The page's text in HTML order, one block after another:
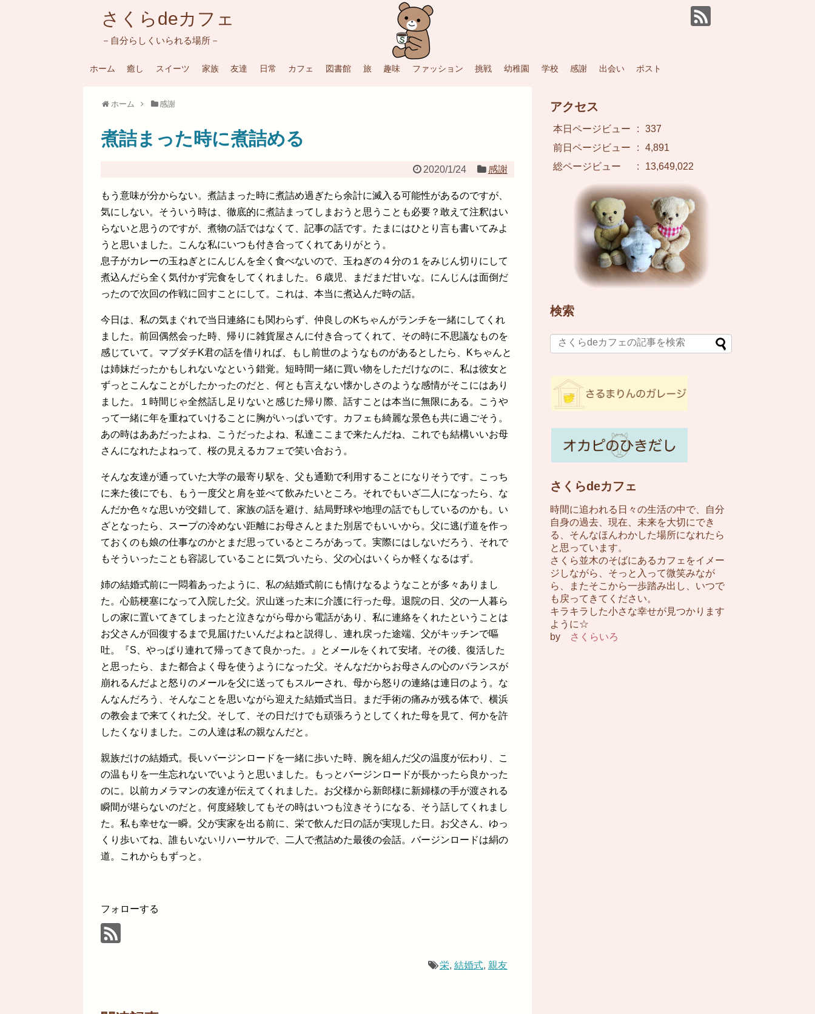
さくらdeカフェ
－自分らしくいられる場所－
ホーム 癒し スイーツ 家族 友達 日常 カフェ 図書館 旅 趣味 ファッション 挑戦 幼稚園 学校 感謝 出会い ポスト
ホーム 感謝
煮詰まった時に煮詰める
2020/1/24 感謝
もう意味が分からない。煮詰まった時に煮詰め過ぎたら余計に滅入る可能性があるのですが、
気にしない。そういう時は、徹底的に煮詰まってしまおうと思うことも必要？敢えて注釈はい
らないと思うのですが、煮物の話ではなくて、記事の話です。たまにはひとり言も書いてみよ
うと思いました。こんな私にいつも付き合ってくれてありがとう。
息子がカレーの玉ねぎとにんじんを全く食べないので、玉ねぎの４分の１をみじん切りにして
煮込んだら全く気付かず完食をしてくれました。６歳児、まだまだ甘いな。にんじんは面倒だ
ったので次回の作戦に回すことにして。これは、本当に煮込んだ時の話。
今日は、私の気まぐれで当日連絡にも関わらず、仲良しのKちゃんがランチを一緒にしてくれ
ました。前回偶然会った時、帰りに雑貨屋さんに付き合ってくれて、その時に不思議なものを
感じていて。マブダチK君の話を借りれば、もし前世のようなものがあるとしたら、Kちゃんと
は姉妹だったかもしれないなという錯覚。短時間一緒に買い物をしただけなのに、私は彼女と
ずっとこんなことがしたかったのだと、何とも言えない懐かしさのような感情がそこにはあり
ました。１時間じゃ全然話し足りないと感じた帰り際、話すことは本当に無限にある。こうや
って一緒に年を重ねていけることに胸がいっぱいです。カフェも綺麗な景色も共に過ごそう。
あの時はああだったよね、こうだったよね、私達ここまで来たんだね、これでも結構いいお母
さんになれたよねって、桜の見えるカフェで笑い合おう。
そんな友達が通っていた大学の最寄り駅を、父も通勤で利用することになりそうです。こっち
に来た後にでも、もう一度父と肩を並べて飲みたいところ。それでもいざ二人になったら、な
んだか色々な思いが交錯して、家族の話を避け、結局野球や地理の話でもしているのかも。い
ざとなったら、スープの冷めない距離にお母さんとまた別居でもいいから。父に逃げ道を作っ
ておくのも娘の仕事なのかとまだ思っているところがあって。実際にはしないだろう、それで
もそういったことも容認していることに気づいたら、父の心はいくらか軽くなるはず。
姉の結婚式前に一悶着あったように、私の結婚式前にも情けなるようなことが多々ありまし
た。心筋梗塞になって入院した父。沢山迷った末に介護に行った母。退院の日、父の一人暮ら
しの家に置いてきてしまったと泣きながら母から電話があり、私に連絡をくれたということは
お父さんが回復するまで見届けたいんだよねと説得し、連れ戻った途端、父がキッチンで嘔
吐。『S、やっぱり連れて帰ってきて良かった。』とメールをくれて安堵。その後、復活した
と思ったら、また都合よく母を使うようになった父。そんなだからお母さんの心のバランスが
崩れるんだよと怒りのメールを父に送ってもスルーされ、母から怒りの連絡は連日のよう。な
んなんだろう、そんなことを思いながら迎えた結婚式当日。まだ手術の痛みが残る体で、横浜
の教会まで来てくれた父。そして、その日だけでも頑張ろうとしてくれた母を見て、何かを許
したくなりました。この人達は私の親なんだと。
親族だけの結婚式。長いバージンロードを一緒に歩いた時、腕を組んだ父の温度が伝わり、こ
の温もりを一生忘れないでいようと思いました。もっとバージンロードが長かったら良かった
のに。以前カメラマンの友達が伝えてくれました。お父様から新郎様に新婦様の手が渡される
瞬間が堪らないのだと。何度経験してもその時はいつも泣きそうになる、そう話してくれまし
た。私も幸せな一瞬。父が実家を出る前に、栄で飲んだ日の話が実現した日。お父さん、ゆっ
くり歩いてね、誰もいないリハーサルで、二人で煮詰めた最後の会話。バージンロードは絹の
道。これからもずっと。
フォローする
栄, 結婚式, 親友
アクセス
本日ページビュー :
337
前日ページビュー
:
4,891
総ページビュー
: 13,649,022
検索
さくらdeカフェ
時間に追われる日々の生活の中で、自分
自身の過去、現在、未来を大切にでき
る、そんなほんわかした場所になれたら
と思っています。
さくら並木のそばにあるカフェをイメー
ジしながら、そっと入って微笑みなが
ら、またそこから一歩踏み出し、いつで
も戻ってきてください。
キラキラした小さな幸せが見つかります
ように☆
by
さくらいろ